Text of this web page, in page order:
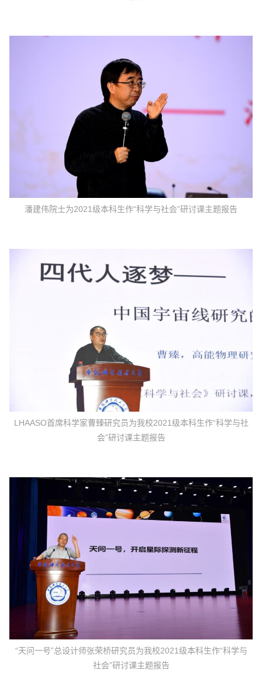
潘建伟院士为2021级本科生作“科学与社会”研讨课主题报告
LHAASO首席科学家曹臻研究员为我校2021级本科生作“科学与社
会”研讨课主题报告
“天问一号”总设计师张荣桥研究员为我校2021级本科生作“科学与
社会”研讨课主题报告